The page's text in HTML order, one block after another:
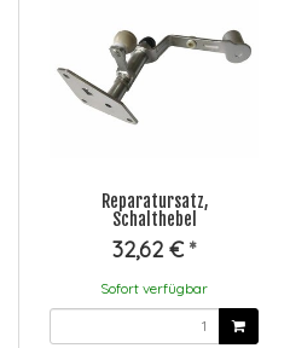
Reparatursatz,
Schalthebel
32,62 € *
Sofort verfügbar